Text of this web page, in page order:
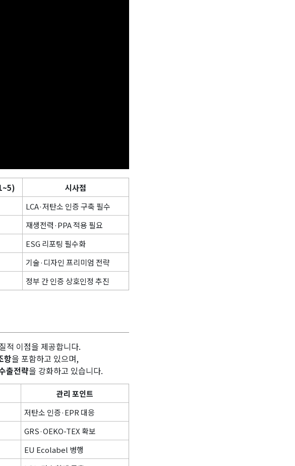
시사점
LCA·저탄소 인증 구축 필수
재생전력·PPA 적용 필요
ESG 리포팅 필수화
기술·디자인 프리미엄 전략
정부 간 인증 상호인정 추진
적 이점을 제공합니다.
항을 포함하고 있으며,
출전략을 강화하고 있습니다.
관리 포인트
저탄소 인증·EPR 대응
GRS·OEKO-TEX 확보
EU Ecolabel 병행